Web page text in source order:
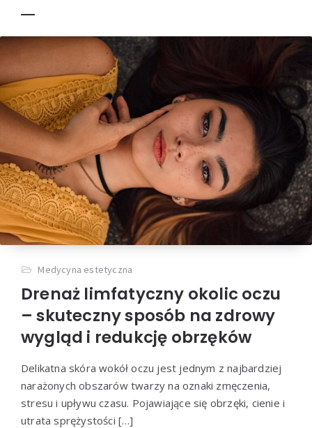
Medycyna estetyczna
Drenaż limfatyczny okolic oczu
– skuteczny sposób na zdrowy
wygląd i redukcję obrzęków
Delikatna skóra wokół oczu jest jednym z najbardziej
narażonych obszarów twarzy na oznaki zmęczenia,
stresu i upływu czasu. Pojawiające się obrzęki, cienie i
utrata sprężystości […]